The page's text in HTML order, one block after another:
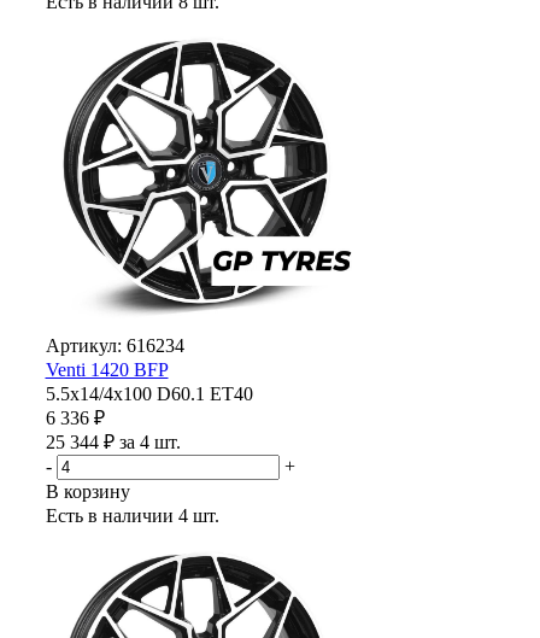
Артикул: 616234
Venti 1420 BFP
5.5x14/4x100 D60.1 ET40
6 336 ₽
25 344 ₽ за 4 шт.
-
+
В корзину
Есть в наличии 4 шт.